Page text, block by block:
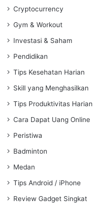
Cryptocurrency
Gym & Workout
Investasi & Saham
Pendidikan
Tips Kesehatan Harian
Skill yang Menghasilkan
Tips Produktivitas Harian
Cara Dapat Uang Online
Peristiwa
Badminton
Medan
Tips Android / iPhone
Review Gadget Singkat